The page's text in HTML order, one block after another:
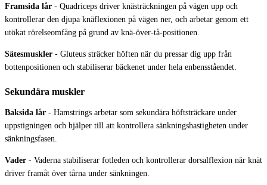
Framsida lår - Quadriceps driver knästräckningen på vägen upp och
kontrollerar den djupa knäflexionen på vägen ner, och arbetar genom ett
utökat rörelseomfång på grund av knä-över-tå-positionen.
Sätesmuskler - Gluteus sträcker höften när du pressar dig upp från
bottenpositionen och stabiliserar bäckenet under hela enbensståendet.
Sekundära muskler
Baksida lår - Hamstrings arbetar som sekundära höftsträckare under
uppstigningen och hjälper till att kontrollera sänkningshastigheten under
sänkningsfasen.
Vader - Vaderna stabiliserar fotleden och kontrollerar dorsalflexion när knät
driver framåt över tårna under sänkningen.